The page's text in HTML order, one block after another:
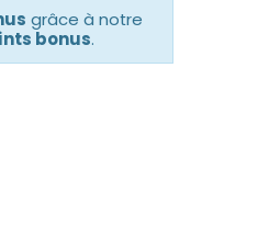
grâce à notre
bonus.